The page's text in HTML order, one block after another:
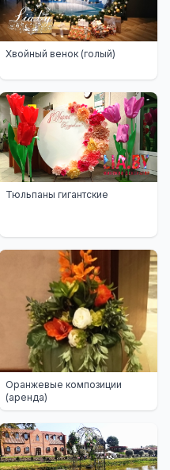
Хвойный венок (голый)
Тюльпаны гигантские
Оранжевые композиции
(аренда)